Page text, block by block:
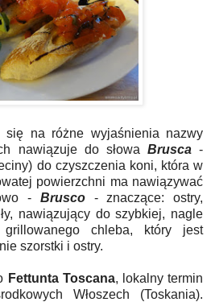
się na różne wyjaśnienia nazwy
nawiązuje do słowa Brusca -
do czyszczenia koni, która w
powierzchni ma nawiązywać
- Brusco- znaczące: ostry,
nawiązujący do szybkiej, nagle
chleba, który jest
szorstki i ostry.
Fettunta Toscana, lokalny termin
Włoszech (Toskania).